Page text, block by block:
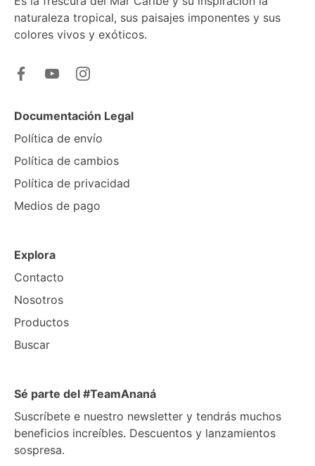
naturaleza tropical, sus paisajes imponentes y sus
colores vivos y exóticos.
Documentación Legal
Política de envío
Política de cambios
Política de privacidad
Medios de pago
Explora
Contacto
Nosotros
Productos
Buscar
Sé parte del #TeamAnaná
Suscríbete e nuestro newsletter y tendrás muchos
beneficios increíbles. Descuentos y lanzamientos
sospresa.